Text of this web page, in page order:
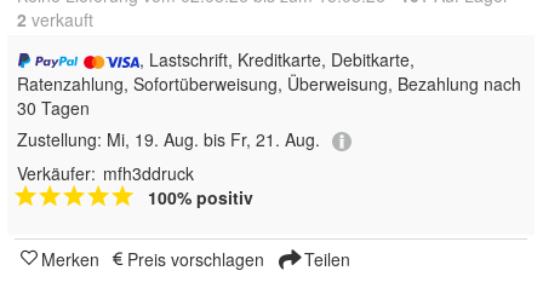
2 verkauft
, Lastschrift, Kreditkarte, Debitkarte,
Ratenzahlung, Sofortüberweisung, Überweisung, Bezahlung nach
30 Tagen
Zustellung: Mi, 19. Aug. bis Fr, 21. Aug.
Verkäufer: mfh3ddruck
100% positiv
Merken Preis vorschlagen Teilen